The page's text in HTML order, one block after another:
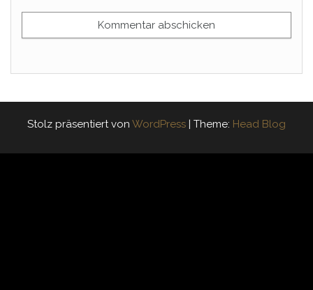
Stolz präsentiert von WordPress | Theme: Head Blog